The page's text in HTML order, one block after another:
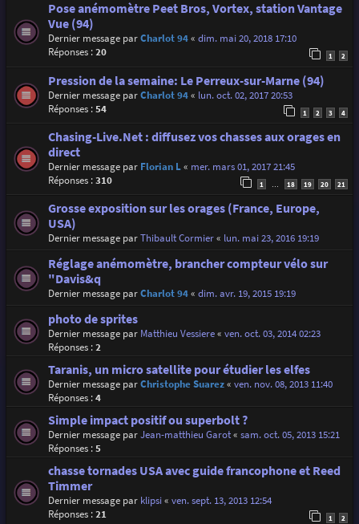
Pose anémomètre Peet Bros, Vortex, station Vantage
Vue (94)
Dernier message parCharlot 94« dim. mai 20, 2018 17:10
Réponses :20 1 2
Pression de la semaine: Le Perreux-sur-Marne (94)
Dernier message parCharlot 94« lun. oct. 02, 2017 20:53
Réponses :54 1 2 3 4
Chasing-Live.Net : diffusez vos chasses aux orages en
direct
Dernier message par Florian L« mer. mars 01, 2017 21:45
Réponses :310 1 18 19 20 21
Grosse exposition sur les orages (France, Europe,
USA)
Dernier message parThibault Cormier« lun. mai 23, 2016 19:19
Réglage anémomètre, brancher compteur vélo sur
"Davis&q
Dernier message parCharlot 94« dim. avr. 19, 2015 19:19
photo de sprites
Dernier message par Matthieu Vessiere« ven. oct. 03, 2014 02:23
Réponses :2
Taranis, un micro satellite pour étudier les elfes
Dernier message parChristophe Suarez« ven. nov. 08, 2013 11:40
Réponses :4
Simple impact positif ou superbolt ?
Dernier message parJean-matthieu Garot« sam. oct. 05, 2013 15:21
Réponses :5
chasse tornades USA avec guide francophone et Reed
Timmer
Dernier message par klipsi« ven. sept. 13, 2013 12:54
Réponses :21 1 2